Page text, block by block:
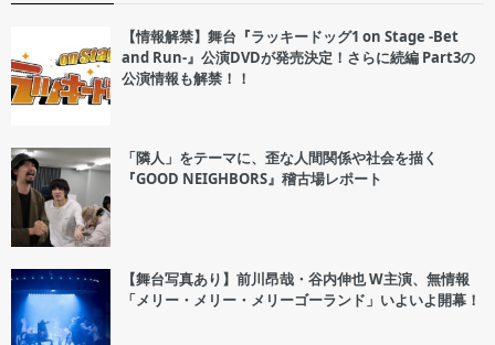
【情報解禁】舞台『ラッキードッグ1 on Stage -Bet
and Run-』公演DVDが発売決定！さらに続編 Part3の
公演情報も解禁！！
「隣人」をテーマに、歪な人間関係や社会を描く
『GOOD NEIGHBORS』稽古場レポート
【舞台写真あり】前川昂哉・谷内伸也 W主演、無情報
「メリー・メリー・メリーゴーランド」いよいよ開幕！